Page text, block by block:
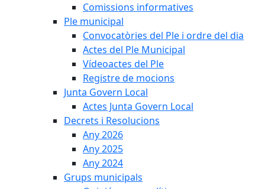
Comissions informatives
Ple municipal
Convocatòries del Ple i ordre del dia
Actes del Ple Municipal
Vídeoactes del Ple
Registre de mocions
Junta Govern Local
Actes Junta Govern Local
Decrets i Resolucions
Any 2026
Any 2025
Any 2024
Grups municipals